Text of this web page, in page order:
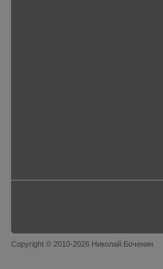
Copyright © 2010-2026 Николай Боченин